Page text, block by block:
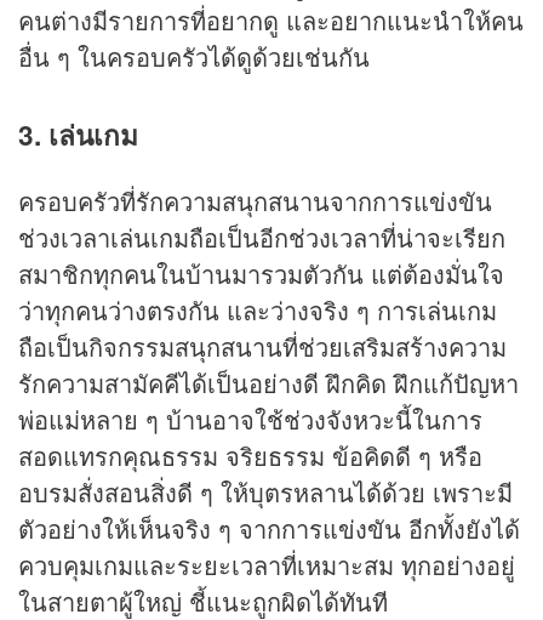
คนต่างมีรายการที่อยากดู และอยากแนะนำให้คน
อื่น ๆ ในครอบครัวได้ดูด้วยเช่นกัน
3. เล่นเกม
ครอบครัวที่รักความสนุกสนานจากการแข่งขัน
ช่วงเวลาเล่นเกมถือเป็นอีกช่วงเวลาที่น่าจะเรียก
สมาชิกทุกคนในบ้านมารวมตัวกัน แต่ต้องมั่นใจ
ว่าทุกคนว่างตรงกัน และว่างจริง ๆ การเล่นเกม
ถือเป็นกิจกรรมสนุกสนานที่ช่วยเสริมสร้างความ
รักความสามัคคีได้เป็นอย่างดี ฝึกคิด ฝึกแก้ปัญหา
พ่อแม่หลาย ๆ บ้านอาจใช้ช่วงจังหวะนี้ในการ
สอดแทรกคุณธรรม จริยธรรม ข้อคิดดี ๆ หรือ
อบรมสั่งสอนสิ่งดี ๆ ให้บุตรหลานได้ด้วย เพราะมี
ตัวอย่างให้เห็นจริง ๆ จากการแข่งขัน อีกทั้งยังได้
ควบคุมเกมและระยะเวลาที่เหมาะสม ทุกอย่างอยู่
ในสายตาผู้ใหญ่ ชี้แนะถูกผิดได้ทันที